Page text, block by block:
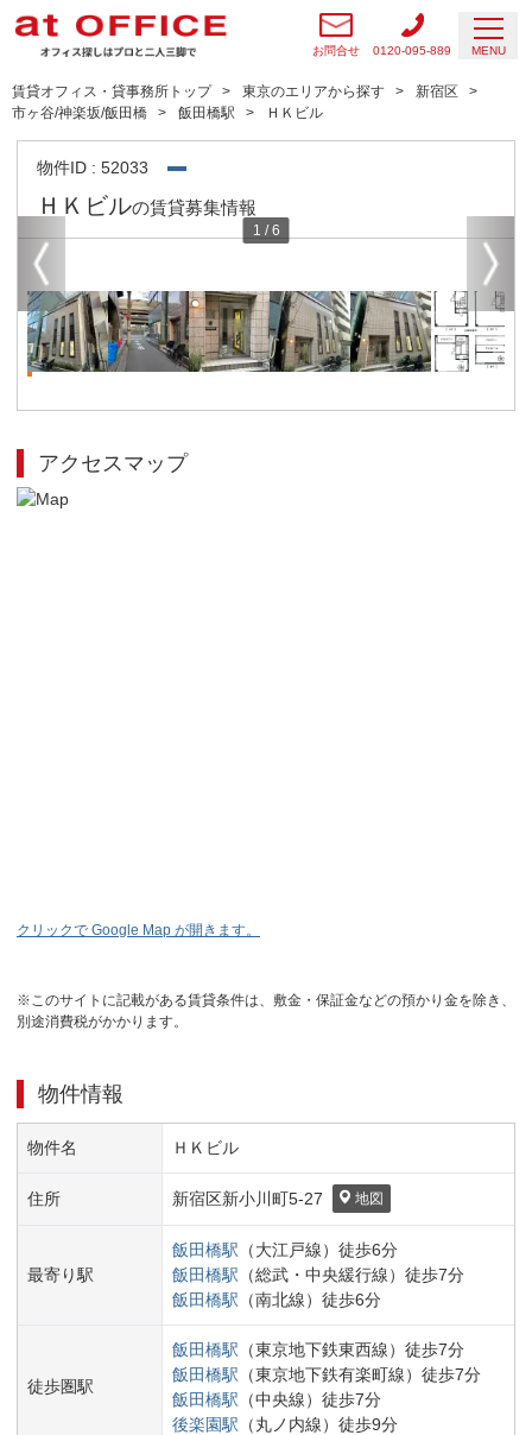
お問合せ 0120-095-889 MENU
賃貸オフィス・貸事務所トップ 東京のエリアから探す
新宿区
市ヶ谷/神楽坂/飯田橋
飯田橋駅 ＨＫビル
物件ID : 52033
ＨＫビルの賃貸募集情報
1 /6
アクセスマップ
クリックで Google Map が開きます。
※このサイトに記載がある賃貸条件は、敷金・保証金などの預かり金を除き、
別途消費税がかかります。
物件情報
物件名 ＨＫビル
住所 新宿区新小川町5-27 地図
最寄り駅
飯田橋駅 （大江戸線） 徒歩6分
飯田橋駅 （総武・中央緩行線） 徒歩7分
飯田橋駅 （南北線） 徒歩6分
徒歩圏駅
飯田橋駅 （東京地下鉄東西線） 徒歩7分
飯田橋駅 （東京地下鉄有楽町線） 徒歩7分
飯田橋駅 （中央線） 徒歩7分
後楽園駅 （丸ノ内線） 徒歩9分